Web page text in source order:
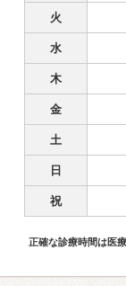
火
水
木
金
土
日
祝
正確な診療時間は医